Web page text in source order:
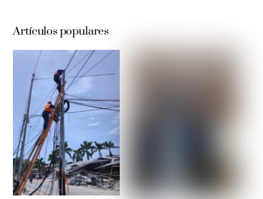
Artículos populares